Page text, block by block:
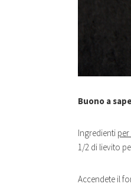
Buono a
Ingredienti
1/2 di lievito
Accendete il